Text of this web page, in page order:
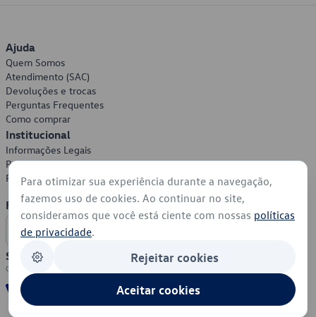
Ajuda
Quem Somos
Atendimento (SAC)
Devoluções e trocas
Perguntas Frequentes
Como comprar
Institucional
Informações Legais
Política de Privacidade
Política de Cookies
Formas de Pagamento
Segurança
Para otimizar sua experiência durante a navegação,
fazemos uso de cookies. Ao continuar no site,
consideramos que você está ciente com nossas políticas
de privacidade.
Rejeitar cookies
Aceitar cookies